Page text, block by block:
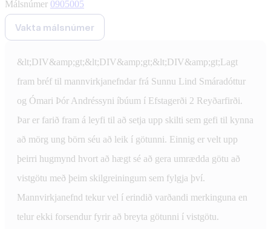
Málsnúmer 0905005
Vakta málsnúmer
&lt;DIV&amp;gt;&lt;DIV&amp;gt;&lt;DIV&amp;gt;Lagt
fram bréf til mannvirkjanefndar frá Sunnu Lind Smáradóttur
og Ómari Þór Andréssyni íbúum í Efstagerði 2 Reyðarfirði.
Þar er farið fram á leyfi til að setja upp skilti sem gefi til kynna
að mörg ung börn séu að leik í götunni. Einnig er velt upp
þeirri hugmynd hvort að hægt sé að gera umrædda götu að
vistgötu með þeim skilgreiningum sem fylgja því.
Mannvirkjanefnd tekur vel í erindið varðandi merkinguna en
telur ekki forsendur fyrir að breyta götunni í vistgötu.